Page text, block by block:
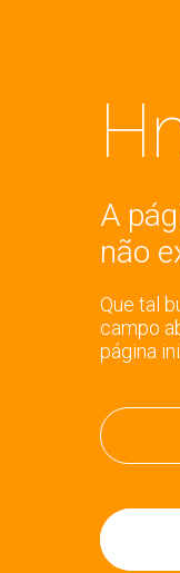
A
não
Que tal
campo
página